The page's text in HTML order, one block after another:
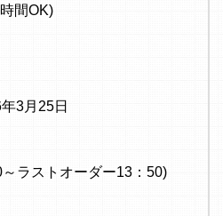
間OK)
3月25日
ラストオーダー13：50)